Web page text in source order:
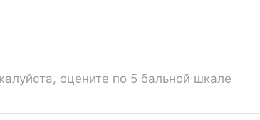
оцените по 5 бальной шкале